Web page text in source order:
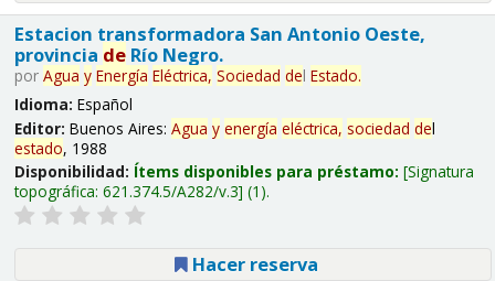
Estacion transformadora San Antonio Oeste,
provincia deRío Negro.
por Agua y Energía Eléctrica, Sociedad del Estado.
Idioma: Español
Editor: Buenos Aires: Agua y energía eléctrica, sociedad del
estado, 1988
Disponibilidad: Ítems disponibles para préstamo: Signatura
topográfica: 621.374.5/A282/v.3 (1).
Hacer reserva